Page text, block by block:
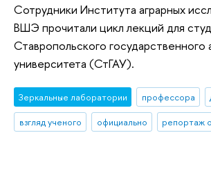
Сотрудники Института аграрных
ВШЭ прочитали цикл лекций для
Ставропольского государственного
университета (СтГАУ).
Зеркальные лаборатории профессора
взгляд ученого
официально репортаж